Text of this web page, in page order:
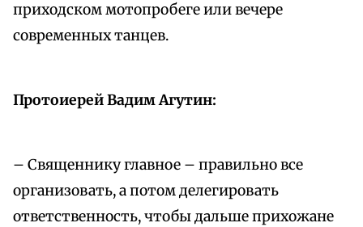
приходском мотопробеге или вечере
современных танцев.
Протоиерей Вадим Агутин:
– Священнику главное – правильно все
организовать, а потом делегировать
ответственность, чтобы дальше прихожане